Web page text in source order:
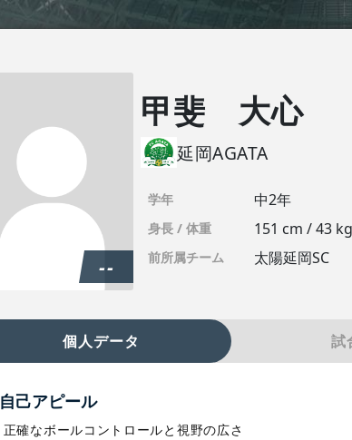
--
甲斐 大心
延岡AGATA
学年 中2年
身長 / 体重 151 cm / 43 kg
前所属チーム 太陽延岡SC
個人データ 試
自己アピール
正確なボールコントロールと視野の広さ